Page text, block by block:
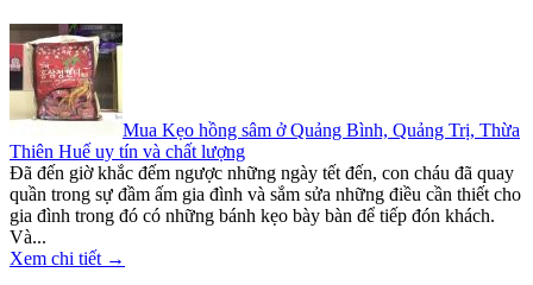
Mua Kẹo hồng sâm ở Quảng Bình, Quảng Trị, Thừa
Thiên Huế uy tín và chất lượng
Đã đến giờ khắc đếm ngược những ngày tết đến, con cháu đã quay
quần trong sự đầm ấm gia đình và sắm sửa những điều cần thiết cho
gia đình trong đó có những bánh kẹo bày bàn để tiếp đón khách.
Và...
Xem chi tiết →